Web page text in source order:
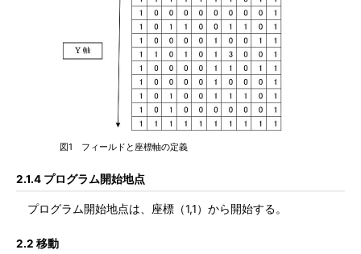
図1 フィールドと座標軸の定義
2.1.4 プログラム開始地点
プログラム開始地点は、座標（1,1）から開始する。
2.2 移動